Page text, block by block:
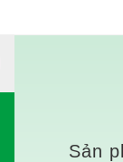
Sản